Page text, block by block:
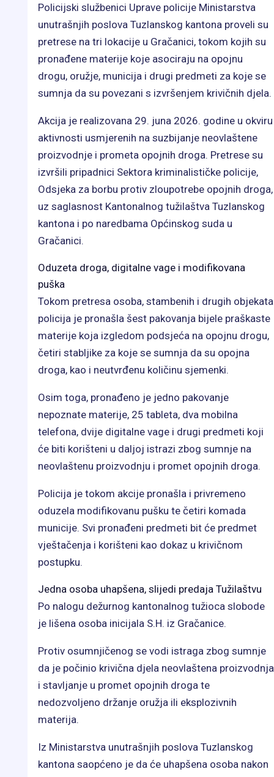
Policijski službenici Uprave policije Ministarstva
unutrašnjih poslova Tuzlanskog kantona proveli su
pretrese na tri lokacije u Gračanici, tokom kojih su
pronađene materije koje asociraju na opojnu
drogu, oružje, municija i drugi predmeti za koje se
sumnja da su povezani s izvršenjem krivičnih djela.
Akcija je realizovana 29. juna 2026. godine u okviru
aktivnosti usmjerenih na suzbijanje neovlaštene
proizvodnje i prometa opojnih droga. Pretrese su
izvršili pripadnici Sektora kriminalističke policije,
Odsjeka za borbu protiv zloupotrebe opojnih droga,
uz saglasnost Kantonalnog tužilaštva Tuzlanskog
kantona i po naredbama Općinskog suda u
Gračanici.
Oduzeta droga, digitalne vage i modifikovana
puška
Tokom pretresa osoba, stambenih i drugih objekata
policija je pronašla šest pakovanja bijele praškaste
materije koja izgledom podsjeća na opojnu drogu,
četiri stabljike za koje se sumnja da su opojna
droga, kao i neutvrđenu količinu sjemenki.
Osim toga, pronađeno je jedno pakovanje
nepoznate materije, 25 tableta, dva mobilna
telefona, dvije digitalne vage i drugi predmeti koji
će biti korišteni u daljoj istrazi zbog sumnje na
neovlaštenu proizvodnju i promet opojnih droga.
Policija je tokom akcije pronašla i privremeno
oduzela modifikovanu pušku te četiri komada
municije. Svi pronađeni predmeti bit će predmet
vještačenja i korišteni kao dokaz u krivičnom
postupku.
Jedna osoba uhapšena, slijedi predaja Tužilaštvu
Po nalogu dežurnog kantonalnog tužioca slobode
je lišena osoba inicijala S.H. iz Gračanice.
Protiv osumnjičenog se vodi istraga zbog sumnje
da je počinio krivična djela neovlaštena proizvodnja
i stavljanje u promet opojnih droga te
nedozvoljeno držanje oružja ili eksplozivnih
materija.
Iz Ministarstva unutrašnjih poslova Tuzlanskog
kantona saopćeno je da će uhapšena osoba nakon